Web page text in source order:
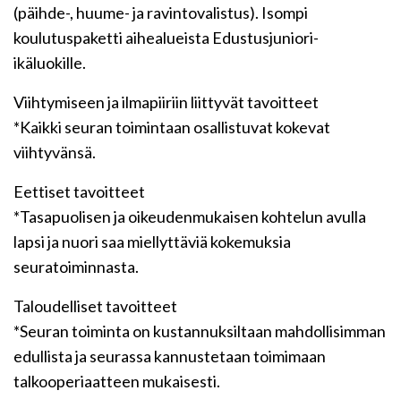
(päihde-, huume- ja ravintovalistus). Isompi
koulutuspaketti aihealueista Edustusjuniori-
ikäluokille.
Viihtymiseen ja ilmapiiriin liittyvät tavoitteet
*Kaikki seuran toimintaan osallistuvat kokevat
viihtyvänsä.
Eettiset tavoitteet
*Tasapuolisen ja oikeudenmukaisen kohtelun avulla
lapsi ja nuori saa miellyttäviä kokemuksia
seuratoiminnasta.
Taloudelliset tavoitteet
*Seuran toiminta on kustannuksiltaan mahdollisimman
edullista ja seurassa kannustetaan toimimaan
talkooperiaatteen mukaisesti.